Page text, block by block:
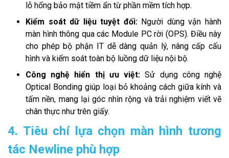
lỗ hổng bảo mật tiềm ẩn từ phần mềm tích hợp.
Kiểm soát dữ liệu tuyệt đối: Người dùng vận hành
màn hình thông qua các Module PC rời (OPS). Điều này
cho phép bộ phận IT dễ dàng quản lý, nâng cấp cấu
hình và kiểm soát toàn bộ luồng dữ liệu nội bộ.
Công nghệ hiển thị ưu việt:Sử dụng công nghệ
Optical Bonding giúp loại bỏ khoảng cách giữa kính và
tấm nền, mang lại góc nhìn rộng và trải nghiệm viết vẽ
chân thực như trên giấy.
4. Tiêu chí lựa chọn màn hình tương
tác Newline phù hợp